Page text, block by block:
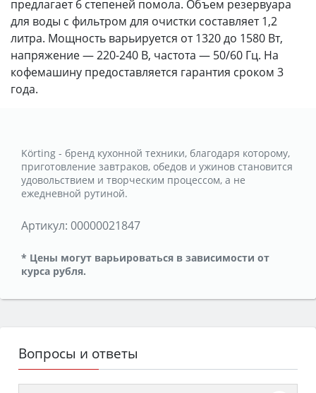
предлагает 6 степеней помола. Объем резервуара
для воды с фильтром для очистки составляет 1,2
литра. Мощность варьируется от 1320 до 1580 Вт,
напряжение — 220-240 В, частота — 50/60 Гц. На
кофемашину предоставляется гарантия сроком 3
года.
Körting - бренд кухонной техники, благодаря которому,
приготовление завтраков, обедов и ужинов становится
удовольствием и творческим процессом, а не
ежедневной рутиной.
Артикул: 00000021847
* Цены могут варьироваться в зависимости от
курса рубля.
Вопросы и ответы